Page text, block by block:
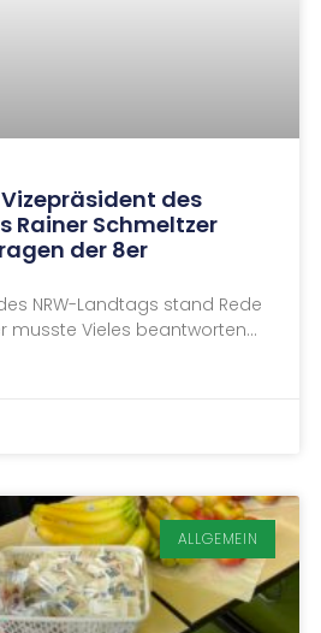
des
Rainer Schmeltzer
der 8er
NRW-Landtags stand Rede
musste Vieles beantworten…
ALLGEMEIN